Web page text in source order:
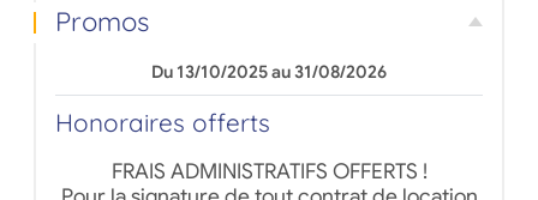
Promos
Du 13/10/2025 au 31/08/2026
Honoraires offerts
FRAIS ADMINISTRATIFS OFFERTS !